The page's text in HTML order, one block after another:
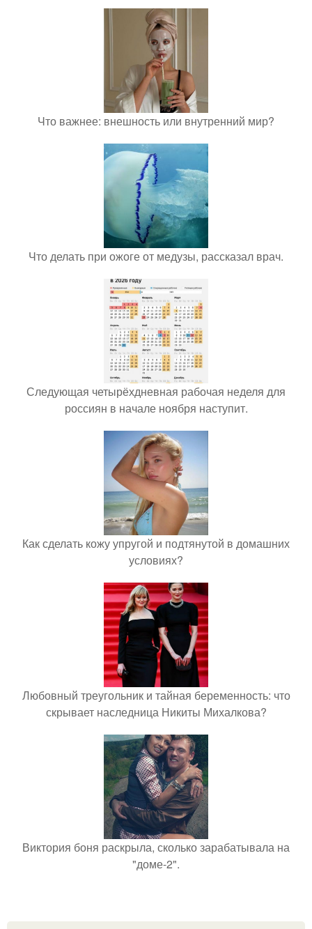
Что важнее: внешность или внутренний мир?
Что делать при ожоге от медузы, рассказал врач.
Следующая четырёхдневная рабочая неделя для
россиян в начале ноября наступит.
Как сделать кожу упругой и подтянутой в домашних
условиях?
Любовный треугольник и тайная беременность: что
скрывает наследница Никиты Михалкова?
Виктория боня раскрыла, сколько зарабатывала на
"доме-2".